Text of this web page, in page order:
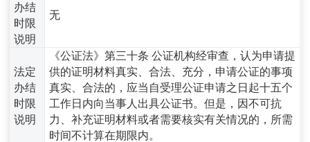
办结
时限
说明
无
法定
办结
时限
说明
《公证法》第三十条 公证机构经审查，认为申请提
供的证明材料真实、合法、充分，申请公证的事项
真实、合法的，应当自受理公证申请之日起十五个
工作日内向当事人出具公证书。但是，因不可抗
力、补充证明材料或者需要核实有关情况的，所需
时间不计算在期限内。